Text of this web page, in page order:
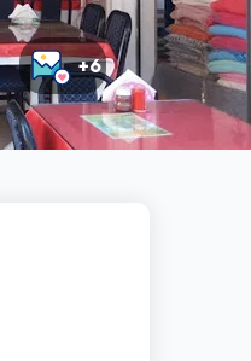
+6